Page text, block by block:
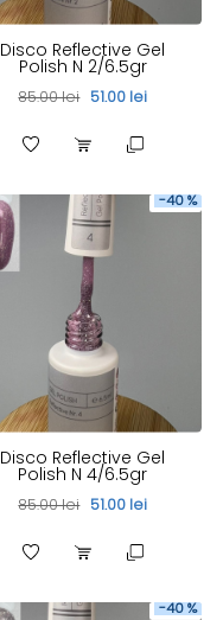
Disco Reflective Gel
Polish N 2/6.5gr
85.00 lei 51.00 lei
-40 %
Disco Reflective Gel
Polish N 4/6.5gr
85.00 lei 51.00 lei
-40 %